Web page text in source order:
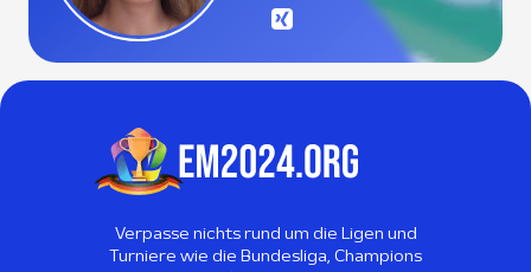
Verpasse nichts rund um die Ligen und
Turniere wie die Bundesliga, Champions